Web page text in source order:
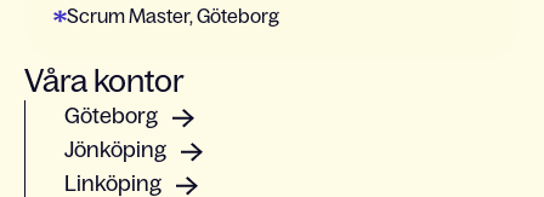
Scrum Master, Göteborg
Våra kontor
Göteborg
Jönköping
Linköping